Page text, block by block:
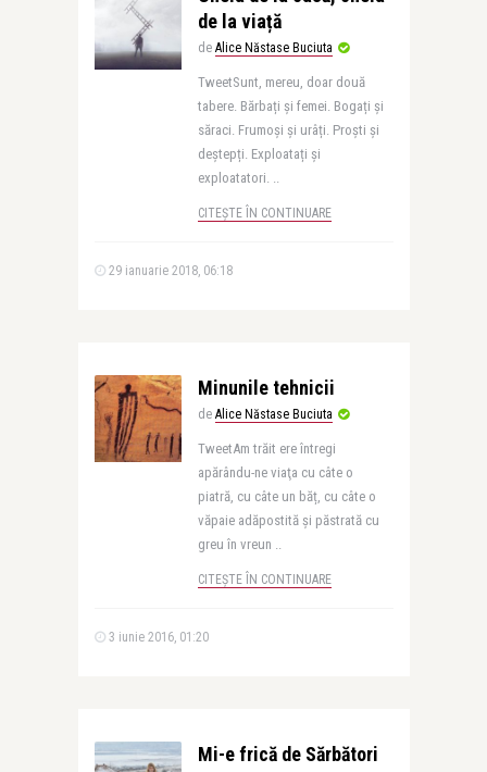
de la viață
de Alice Năstase Buciuta
TweetSunt, mereu, doar două
tabere. Bărbați și femei. Bogați și
săraci. Frumoși și urâți. Proști și
deștepți. Exploatați și
exploatatori. ..
CITEȘTE ÎN CONTINUARE
29 ianuarie 2018, 06:18
Minunile tehnicii
de Alice Năstase Buciuta
TweetAm trăit ere întregi
apărându-ne viaţa cu câte o
piatră, cu câte un băț, cu câte o
văpaie adăpostită şi păstrată cu
greu în vreun ..
CITEȘTE ÎN CONTINUARE
3 iunie 2016, 01:20
Mi-e frică de Sărbători